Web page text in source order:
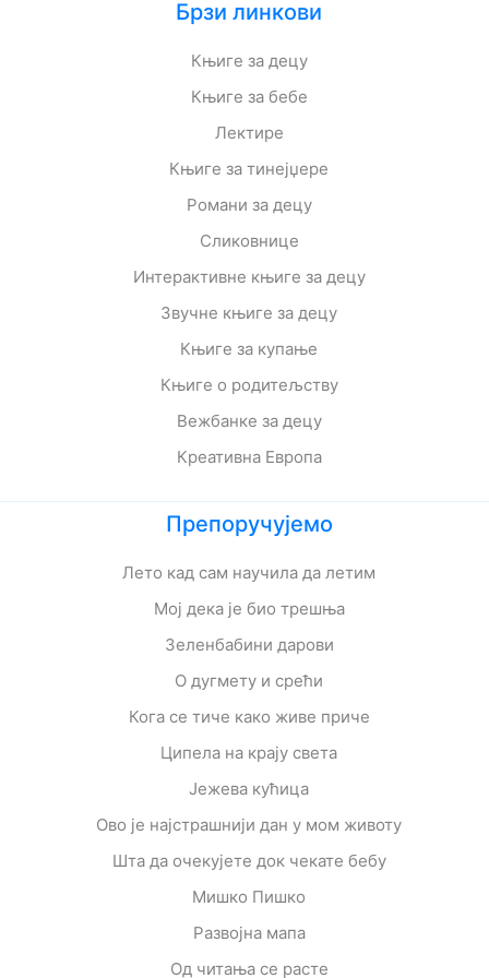
Брзи линкови
Књиге за децу
Књиге за бебе
Лектире
Књиге за тинејџере
Романи за децу
Сликовнице
Интерактивне књиге за децу
Звучне књиге за децу
Књиге за купање
Књиге о родитељству
Вежбанке за децу
Креативна Европа
Препоручујемо
Лето кад сам научила да летим
Мој дека је био трешња
Зеленбабини дарови
О дугмету и срећи
Кога се тиче како живе приче
Ципела на крају света
Јежева кућица
Ово је најстрашнији дан у мом животу
Шта да очекујете док чекате бебу
Мишко Пишко
Развојна мапа
Од читања се расте